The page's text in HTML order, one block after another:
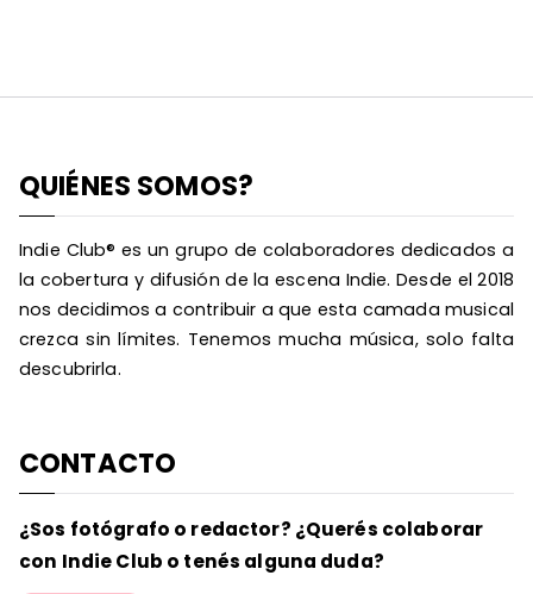
QUIÉNES SOMOS?
Indie Club® es un grupo de colaboradores dedicados a
la cobertura y difusión de la escena Indie. Desde el 2018
nos decidimos a contribuir a que esta camada musical
crezca sin límites. Tenemos mucha música, solo falta
descubrirla.
CONTACTO
¿Sos fotógrafo o redactor? ¿Querés colaborar
con Indie Club o tenés alguna duda?